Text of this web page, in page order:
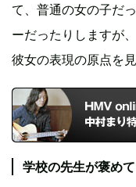
て、普通の女の子だ
ーだったりしますが
彼女の表現の原点を
学校の先生が褒め